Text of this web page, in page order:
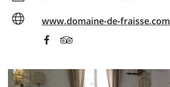
www.domaine-de-fraisse.com